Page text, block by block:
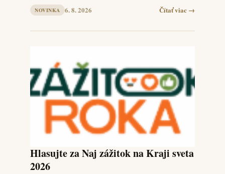
NOVINKA 6. 8. 2026 Čítať viac →
Hlasujte za Naj zážitok na Kraji sveta
2026